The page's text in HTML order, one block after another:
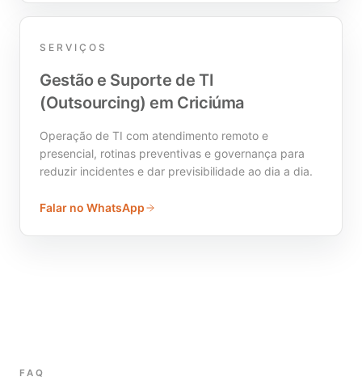
SERVIÇOS
Gestão e Suporte de TI
(Outsourcing) em Criciúma
Operação de TI com atendimento remoto e
presencial, rotinas preventivas e governança para
reduzir incidentes e dar previsibilidade ao dia a dia.
Falar no WhatsApp
FAQ